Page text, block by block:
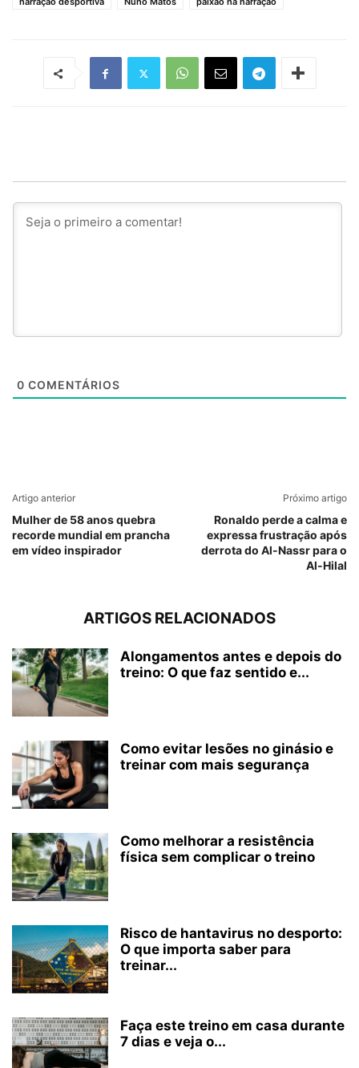
0 COMENTÁRIOS
Artigo anterior
Mulher de 58 anos quebra
recorde mundial em prancha
em vídeo inspirador
Próximo artigo
Ronaldo perde a calma e
expressa frustração após
derrota do Al-Nassr para o
Al-Hilal
ARTIGOS RELACIONADOS
Alongamentos antes e depois do
treino: O que faz sentido e...
Como evitar lesões no ginásio e
treinar com mais segurança
Como melhorar a resistência
física sem complicar o treino
Risco de hantavirus no desporto:
O que importa saber para
treinar...
Faça este treino em casa durante
7 dias e veja o...